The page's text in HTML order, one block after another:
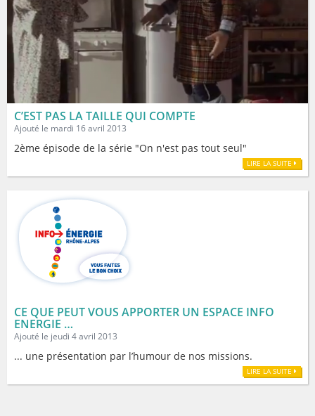
C’EST PAS LA TAILLE QUI COMPTE
Ajouté le mardi 16 avril 2013
2ème épisode de la série "On n'est pas tout seul"
LIRE LA SUITE
CE QUE PEUT VOUS APPORTER UN ESPACE INFO
ENERGIE …
Ajouté le jeudi 4 avril 2013
... une présentation par l’humour de nos missions.
LIRE LA SUITE